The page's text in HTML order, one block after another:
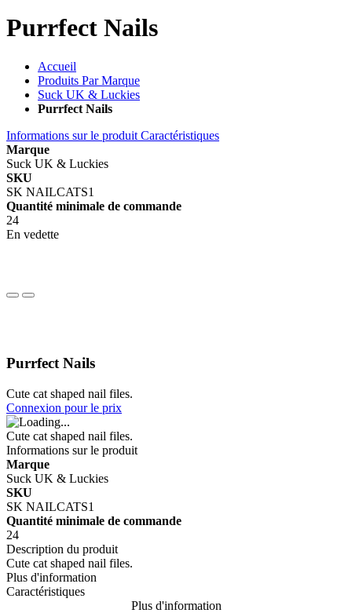
Purrfect Nails
Accueil
Produits Par Marque
Suck UK & Luckies
Purrfect Nails
Informations sur le produit Caractéristiques
Marque
Suck UK & Luckies
SKU
SK NAILCATS1
Quantité minimale de commande
24
En vedette
Purrfect Nails
Cute cat shaped nail files.
Connexion pour le prix
Cute cat shaped nail files.
Informations sur le produit
Marque
Suck UK & Luckies
SKU
SK NAILCATS1
Quantité minimale de commande
24
Description du produit
Cute cat shaped nail files.
Plus d'information
Caractéristiques
Plus d'information